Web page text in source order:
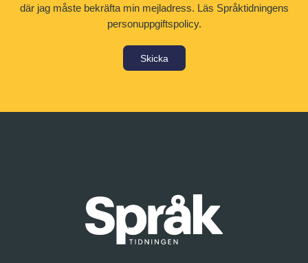
där jag måste bekräfta min mejladress. Läs Språktidningens
personuppgiftspolicy.
Skicka